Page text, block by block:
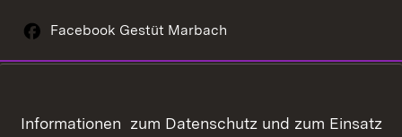
Facebook Gestüt Marbach
Informationen zum Datenschutz und zum Einsatz